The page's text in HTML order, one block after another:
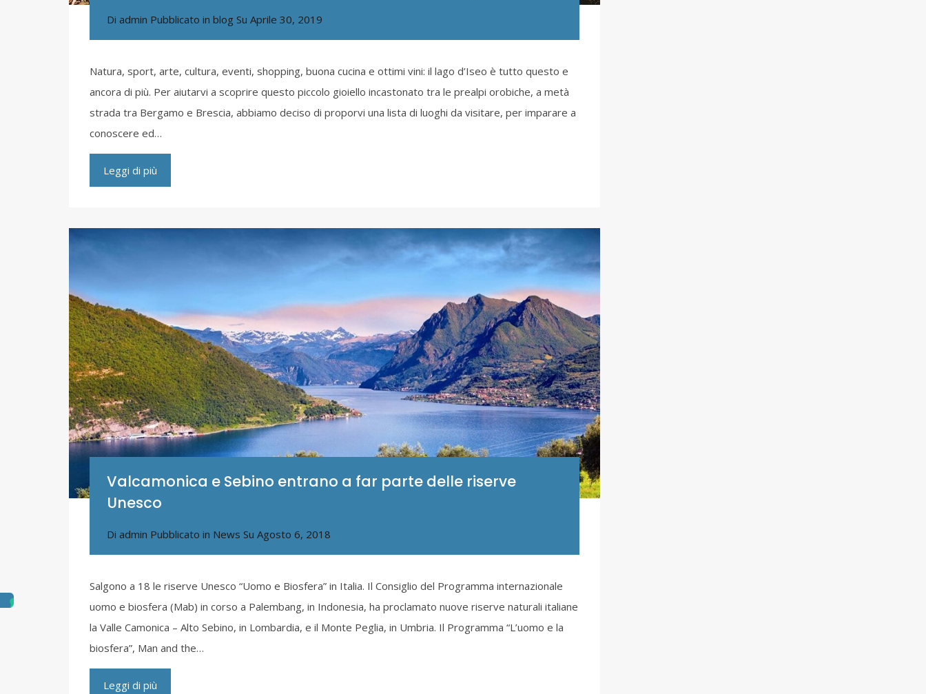
Di admin Pubblicato in blog Su Aprile 30, 2019
Natura, sport, arte, cultura, eventi, shopping, buona cucina e ottimi vini: il lago d’Iseo è tutto questo e
ancora di più. Per aiutarvi a scoprire questo piccolo gioiello incastonato tra le prealpi orobiche, a metà
strada tra Bergamo e Brescia, abbiamo deciso di proporvi una lista di luoghi da visitare, per imparare a
conoscere ed…
Leggi di più
Valcamonica e Sebino entrano a far parte delle riserve
Unesco
Di admin Pubblicato in News Su Agosto 6, 2018
Salgono a 18 le riserve Unesco “Uomo e Biosfera” in Italia. Il Consiglio del Programma internazionale
uomo e biosfera (Mab) in corso a Palembang, in Indonesia, ha proclamato nuove riserve naturali italiane
la Valle Camonica – Alto Sebino, in Lombardia, e il Monte Peglia, in Umbria. Il Programma “L’uomo e la
biosfera”, Man and the…
Leggi di più